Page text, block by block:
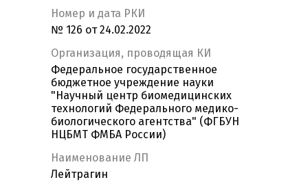
Номер и дата РКИ
№ 126 от 24.02.2022
Организация, проводящая КИ
Федеральное государственное
бюджетное учреждение науки
"Научный центр биомедицинских
технологий Федерального медико-
биологического агентства" (ФГБУН
НЦБМТ ФМБА России)
Наименование ЛП
Лейтрагин